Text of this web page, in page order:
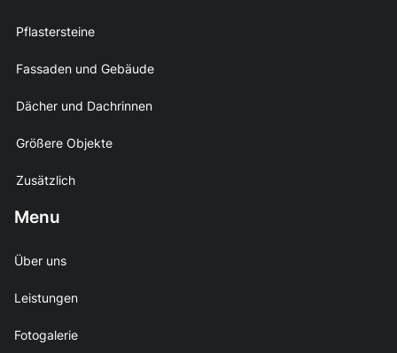
Pflastersteine
Fassaden und Gebäude
Dächer und Dachrinnen
Größere Objekte
Zusätzlich
Menu
Über uns
Leistungen
Fotogalerie